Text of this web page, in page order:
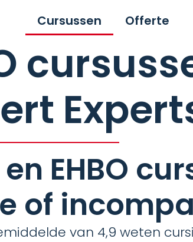
Cursussen Offerte
EHBO
of
van 4,9 weten